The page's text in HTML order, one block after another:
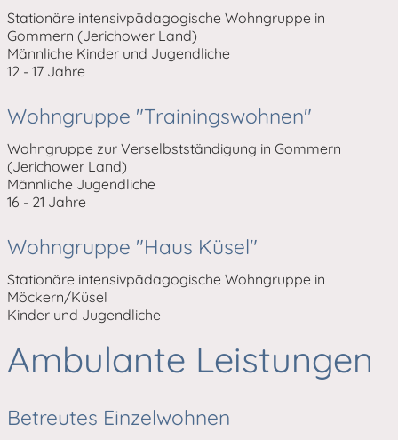
Stationäre intensivpädagogische Wohngruppe in
Gommern (Jerichower Land)
Männliche Kinder und Jugendliche
12 - 17 Jahre
Wohngruppe "Trainingswohnen"
Wohngruppe zur Verselbstständigung in Gommern
(Jerichower Land)
Männliche Jugendliche
16 - 21 Jahre
Ambulante Leistungen
Stationäre intensivpädagogische Wohngruppe in
Möckern/Küsel
Kinder und Jugendliche
Wohngruppe "Haus Küsel"
Betreutes Einzelwohnen